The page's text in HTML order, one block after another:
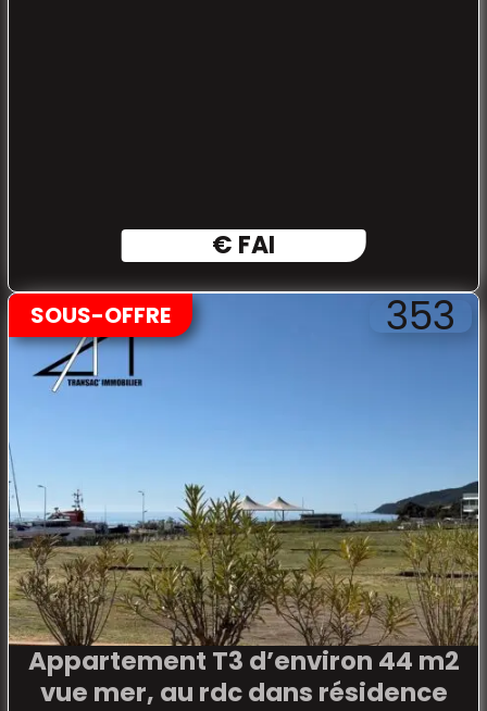
€ FAI
SOUS-OFFRE 353
Appartement T3 d’environ 44 m2
vue mer, au rdc dans résidence